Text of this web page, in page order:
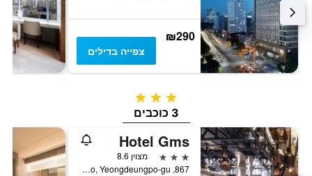
₪290
צפייה בדילים
3 כוכבים
3 כוכבים
Hotel Gms
3 כוכבים
מצוין 8.6
867, Gyeongin-ro, Yeongdeungpo-gu, סיאול, דרום קוריאה